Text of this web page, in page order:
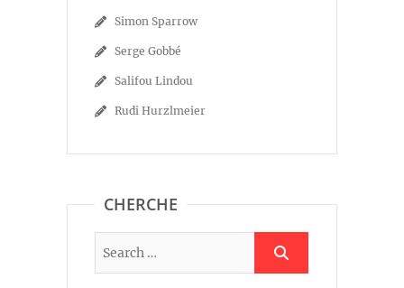
Simon Sparrow
Serge Gobbé
Salifou Lindou
Rudi Hurzlmeier
CHERCHE